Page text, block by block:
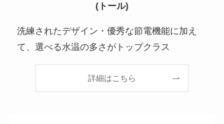
(トール)
洗練されたデザイン・優秀な節電機能に加え
て、選べる水温の多さがトップクラス
詳細はこちら